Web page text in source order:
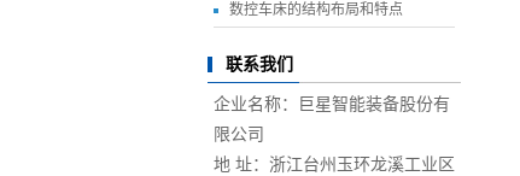
数控车床的结构布局和特点
联系我们
企业名称：巨星智能装备股份有
限公司
地 址：浙江台州玉环龙溪工业区